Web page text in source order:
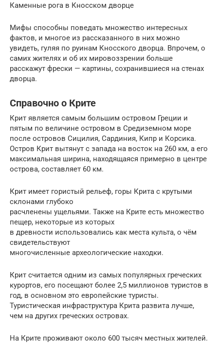
Каменные рога в Кносском дворце
Мифы способны поведать множество интересных
фактов, и многое из рассказанного в них можно
увидеть, гуляя по руинам Кносского дворца. Впрочем, о
самих жителях и об их мировоззрении больше
расскажут фрески — картины, сохранившиеся на стенах
дворца.
Справочно о Крите
Крит является самым большим островом Греции и
пятым по величине островом в Средиземном море
после островов Сицилия, Сардиния, Кипр и Корсика.
Остров Крит вытянут с запада на восток на 260 км, а его
максимальная ширина, находящаяся примерно в центре
острова, составляет 60 км.
Крит имеет гористый рельеф, горы Крита с крутыми
склонами глубоко
расчленены ущельями. Также на Крите есть множество
пещер, некоторые из которых
в древности использовались как места культа, о чём
свидетельствуют
многочисленные археологические находки.
Крит считается одним из самых популярных греческих
курортов, его посещают более 2,5 миллионов туристов в
год, в основном это европейские туристы.
Туристическая инфраструктура Крита развита лучше,
чем на других греческих островах.
На Крите проживают около 600 тысяч местных жителей.